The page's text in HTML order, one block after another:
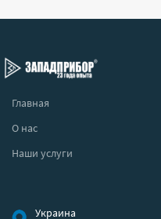
Главная
О нас
Наши услуги
Украина